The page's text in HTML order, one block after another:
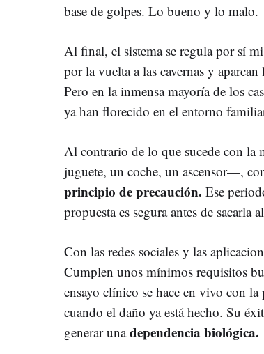
base de golpes. Lo bueno y lo malo.
Al final, el sistema se regula por sí
por la vuelta a las cavernas y
Pero en la inmensa mayoría de los
ya han florecido en el entorno
Al contrario de lo que sucede con
juguete, un coche, un ascensor—,
principio de precaución. Ese
propuesta es segura antes de sacarla
Con las redes sociales y las
Cumplen unos mínimos requisitos
ensayo clínico se hace en vivo con
cuando el daño ya está hecho. Su
generar unadependencia biológica.